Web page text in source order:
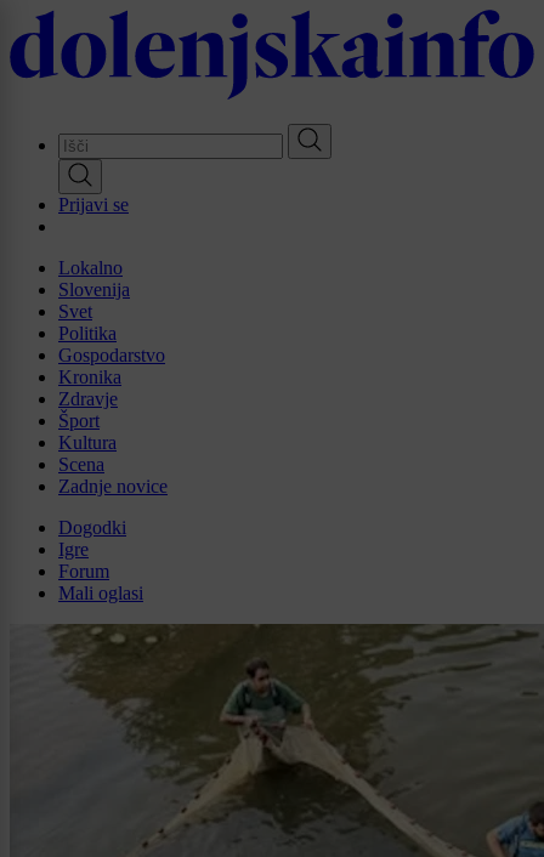
Skip
to
main
Prijavi se
Lokalno
Slovenija
Svet
Politika
Gospodarstvo
Kronika
Zdravje
Šport
Kultura
Scena
Zadnje novice
Dogodki
Igre
Forum
Mali oglasi